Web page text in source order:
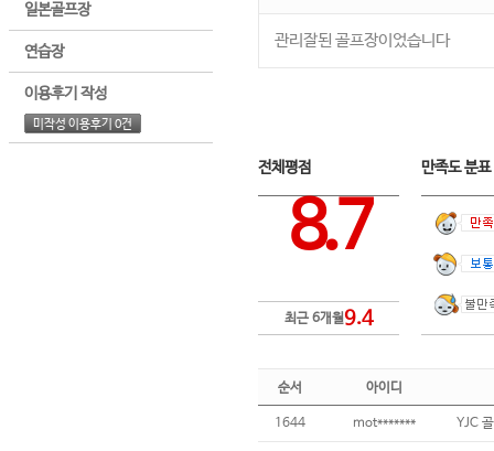
일본골프장
연습장
이용후기 작성
미작성 이용후기 0건
관리잘된 골프장이었습니다
전체평점
8.7
최근 6개월9.4
만족도 분
순서 아이디
1644 mot******* YJC